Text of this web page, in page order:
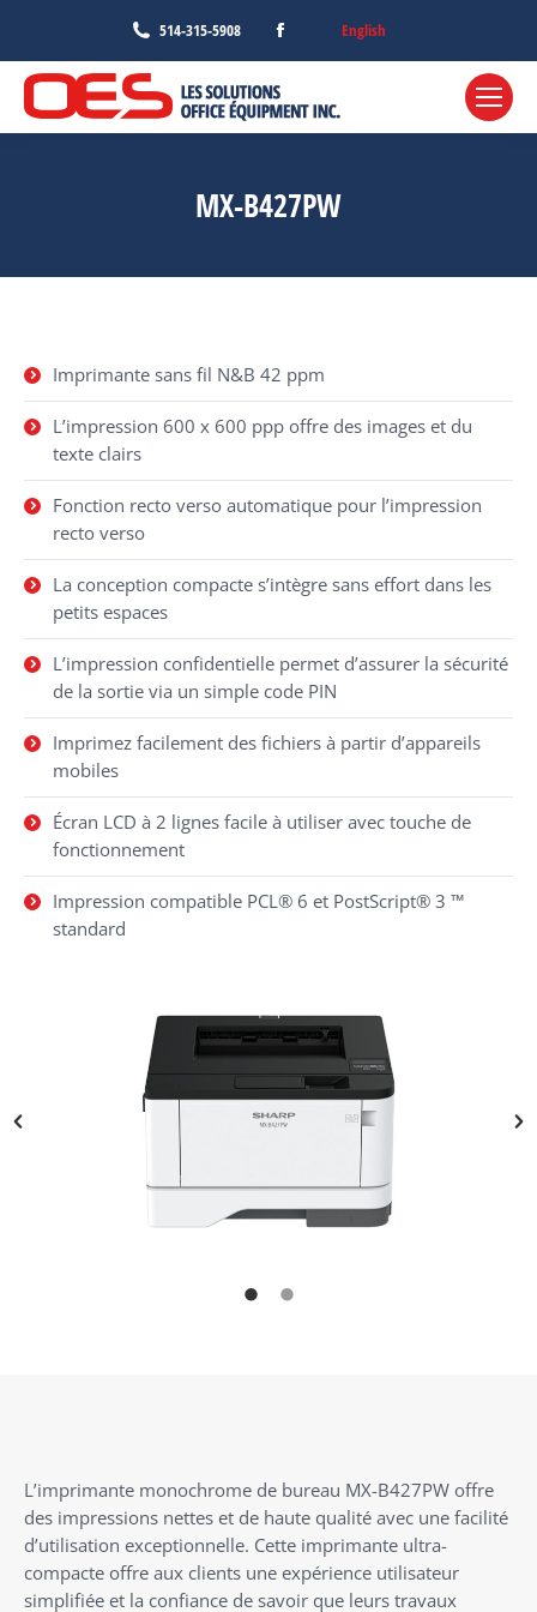
514-315-5908
Facebook
page
in
English
MX-B427PW
Imprimante sans fil N&B 42 ppm
L’impression 600 x 600 ppp offre des images et du
texte clairs
Fonction recto verso automatique pour l’impression
recto verso
La conception compacte s’intègre sans effort dans les
petits espaces
L’impression confidentielle permet d’assurer la sécurité
de la sortie via un simple code PIN
Imprimez facilement des fichiers à partir d’appareils
mobiles
Écran LCD à 2 lignes facile à utiliser avec touche de
fonctionnement
Impression compatible PCL® 6 et PostScript® 3 ™
standard
L’imprimante monochrome de bureau MX-B427PW offre
des impressions nettes et de haute qualité avec une facilité
d’utilisation exceptionnelle. Cette imprimante ultra-
compacte offre aux clients une expérience utilisateur
simplifiée et la confiance de savoir que leurs travaux